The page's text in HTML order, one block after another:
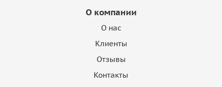
О компании
О нас
Клиенты
Отзывы
Контакты